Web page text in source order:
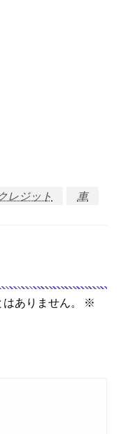
レジット
車
ありません。
※